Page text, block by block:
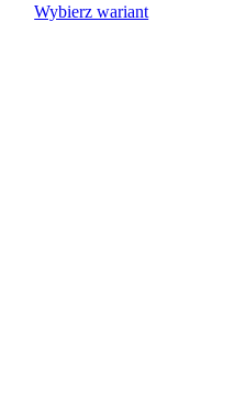
Wybierz wariant